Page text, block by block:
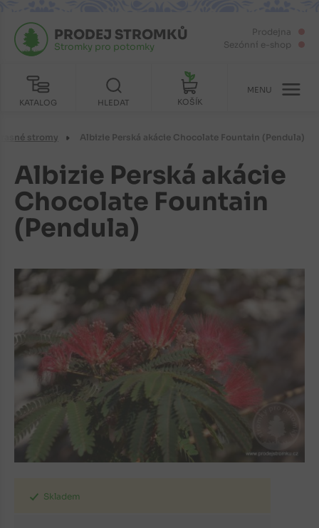
Prodejna
Sezónní e-shop
KATALOG
PRODEJ STROMKŮ
Stromky pro potomky
HLEDAT KOŠÍK
MENU
stromy Albizie Perská akácie Chocolate Fountain (Pendula)
Albizie Perská akácie
Chocolate Fountain
(Pendula)
Skladem